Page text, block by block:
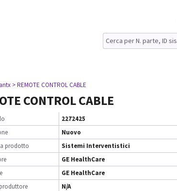
> REMOTE CONTROL CABLE
CONTROL CABLE
2272425
Nuovo
prodotto
Sistemi Interventistici
GE HealthCare
GE HealthCare
N/A